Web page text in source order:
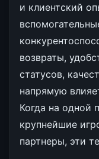
и клиентский
возвраты,
статусов,
напрямую
Когда на одной
крупнейшие
партнеры, эти